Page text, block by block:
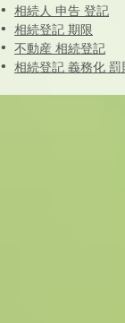
相続人 申告 登記
相続登記 期限
不動産 相続登記
相続登記 義務化 罰